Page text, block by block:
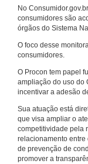
No
consumidores são
órgãos do Sistema
O foco desse
consumidores.
O Procon tem papel
ampliação do uso do
incentivar a adesão
Sua atuação está
que visa ampliar o
competitividade pela
relacionamento entre
de prevenção de
promover a